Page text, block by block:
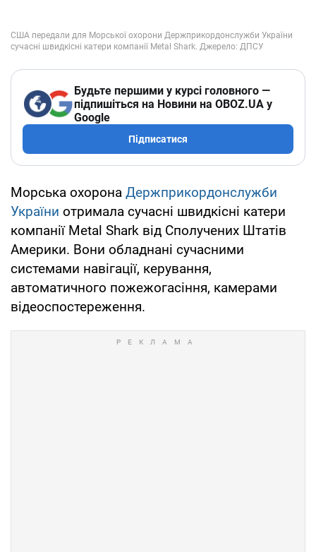
Будьте першими у курсі головного —
підпишіться на Новини на OBOZ.UA у
Google
Підписатися
Морська охорона Держприкордонслужби
України отримала сучасні швидкісні катери
компанії Metal Shark від Сполучених Штатів
Америки. Вони обладнані сучасними
системами навігації, керування,
автоматичного пожежогасіння, камерами
відеоспостереження.